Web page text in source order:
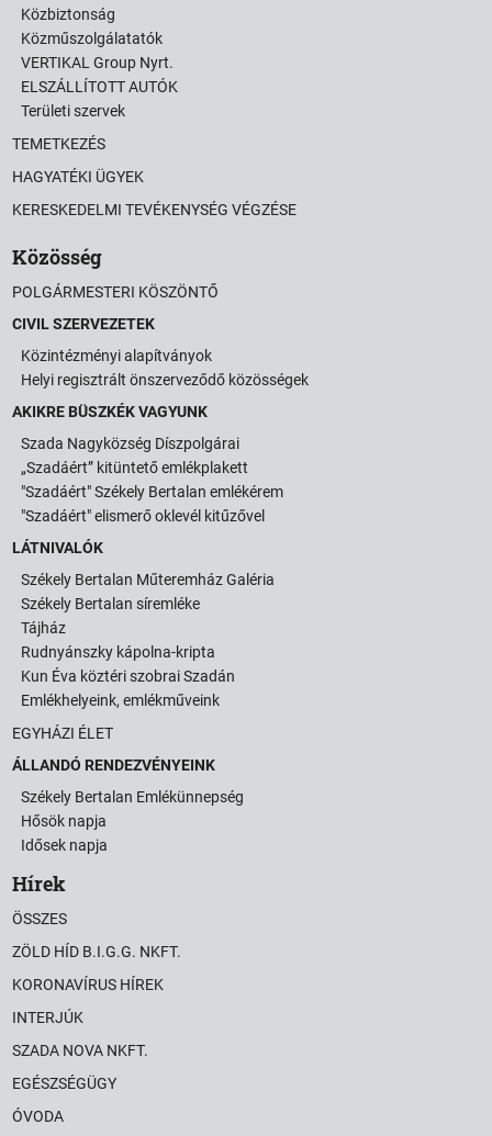
Közbiztonság
Közműszolgálatatók
VERTIKAL Group Nyrt.
ELSZÁLLÍTOTT AUTÓK
Területi szervek
TEMETKEZÉS
HAGYATÉKI ÜGYEK
KERESKEDELMI TEVÉKENYSÉG VÉGZÉSE
Közösség
POLGÁRMESTERI KÖSZÖNTŐ
CIVIL SZERVEZETEK
Közintézményi alapítványok
Helyi regisztrált önszerveződő közösségek
AKIKRE BÜSZKÉK VAGYUNK
Szada Nagyközség Díszpolgárai
„Szadáért” kitüntető emlékplakett
"Szadáért" Székely Bertalan emlékérem
"Szadáért" elismerő oklevél kitűzővel
LÁTNIVALÓK
Székely Bertalan Műteremház Galéria
Székely Bertalan síremléke
Tájház
Rudnyánszky kápolna-kripta
Kun Éva köztéri szobrai Szadán
Emlékhelyeink, emlékműveink
EGYHÁZI ÉLET
ÁLLANDÓ RENDEZVÉNYEINK
Székely Bertalan Emlékünnepség
Hősök napja
Idősek napja
Hírek
ÖSSZES
ZÖLD HÍD B.I.G.G. NKFT.
KORONAVÍRUS HÍREK
INTERJÚK
SZADA NOVA NKFT.
EGÉSZSÉGÜGY
ÓVODA